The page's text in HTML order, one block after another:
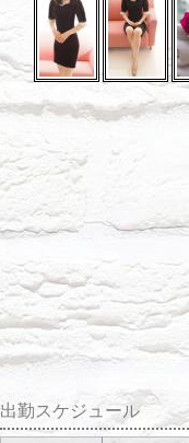
出勤スケジュール